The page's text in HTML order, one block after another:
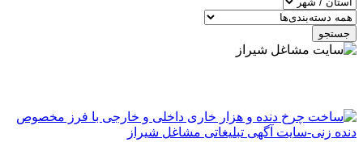
جستجو